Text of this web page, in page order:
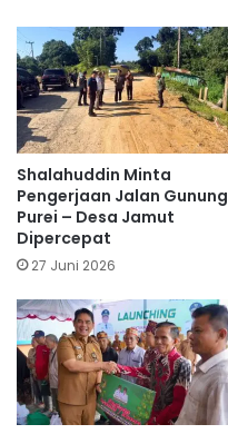
Shalahuddin Minta
Pengerjaan Jalan Gunung
Purei – Desa Jamut
Dipercepat
27 Juni 2026